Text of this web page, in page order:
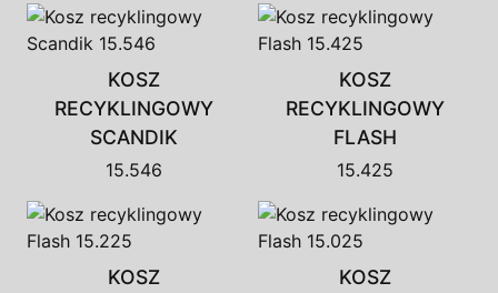
KOSZ
RECYKLINGOWY
SCANDIK
15.546
KOSZ
RECYKLINGOWY
FLASH
15.425
KOSZ
KOSZ